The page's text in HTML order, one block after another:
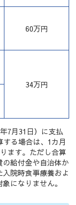
60万円
34万円
7月31日）に支払
る場合は、1カ月
ます。ただし合算
給付金や自治体か
院時食事療養およ
になりません。